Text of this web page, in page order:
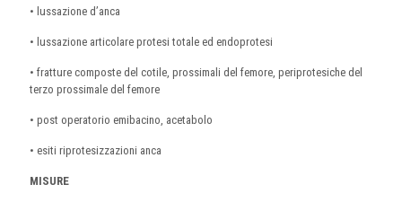
• lussazione d’anca
• lussazione articolare protesi totale ed endoprotesi
• fratture composte del cotile, prossimali del femore, periprotesiche del
terzo prossimale del femore
• post operatorio emibacino, acetabolo
• esiti riprotesizzazioni anca
MISURE